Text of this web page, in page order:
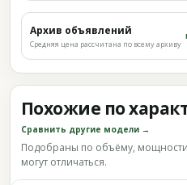
Архив объявлений
Средняя цена рассчитана по всему архиву
Похожие по
Сравнить другие модели →
Подобраны по объёму, мощности
могут отличаться.